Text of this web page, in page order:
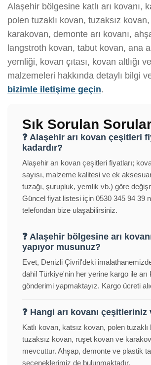
Alaşehir bölgesine katlı arı kovanı,
polen tuzaklı kovan, tuzaksız
karakovan, demonte arı kovanı,
langstroth kovan, tabut kovan, ana
yemliği, kovan çıtası, kovan altlığı
malzemeleri hakkında detaylı bilgi
bizimle iletişime geçin.
Sık Sorulan
❓ Alaşehir arı kovan çeşitleri
kadardır?
Alaşehir arı kovan çeşitleri fiyatları;
sayısı, malzeme kalitesi ve ek
tuzağı, şurupluk, yemlik vb.) göre
Güncel fiyat listesi için 0530 345 94 39
telefondan bize ulaşabilirsiniz.
❓ Alaşehir bölgesine arı
yapıyor musunuz?
Evet, Denizli Çivril'deki
dahil Türkiye'nin her yerine kargo ile arı
gönderimi yapmaktayız. Kargo ücreti
❓ Hangi arı kovanı çeşitleriniz
Katlı kovan, katsız kovan, polen tuzaklı
tuzaksız kovan, ruşet kovan ve
mevcuttur. Ahşap, demonte ve plastik
seçeneklerimiz de bulunmaktadır.